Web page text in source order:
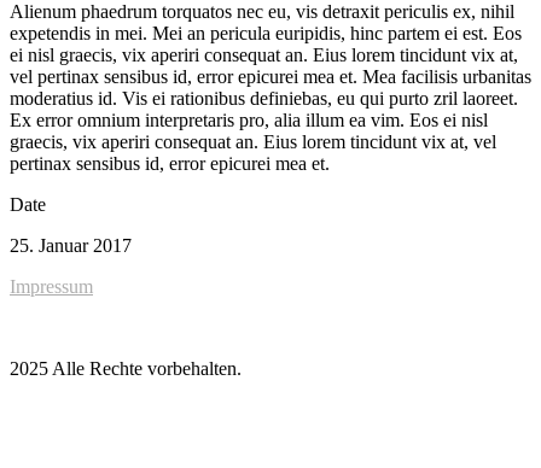
Alienum phaedrum torquatos nec eu, vis detraxit periculis ex, nihil
expetendis in mei. Mei an pericula euripidis, hinc partem ei est. Eos
ei nisl graecis, vix aperiri consequat an. Eius lorem tincidunt vix at,
vel pertinax sensibus id, error epicurei mea et. Mea facilisis urbanitas
moderatius id. Vis ei rationibus definiebas, eu qui purto zril laoreet.
Ex error omnium interpretaris pro, alia illum ea vim. Eos ei nisl
graecis, vix aperiri consequat an. Eius lorem tincidunt vix at, vel
pertinax sensibus id, error epicurei mea et.
Date
25. Januar 2017
Impressum
2025 Alle Rechte vorbehalten.